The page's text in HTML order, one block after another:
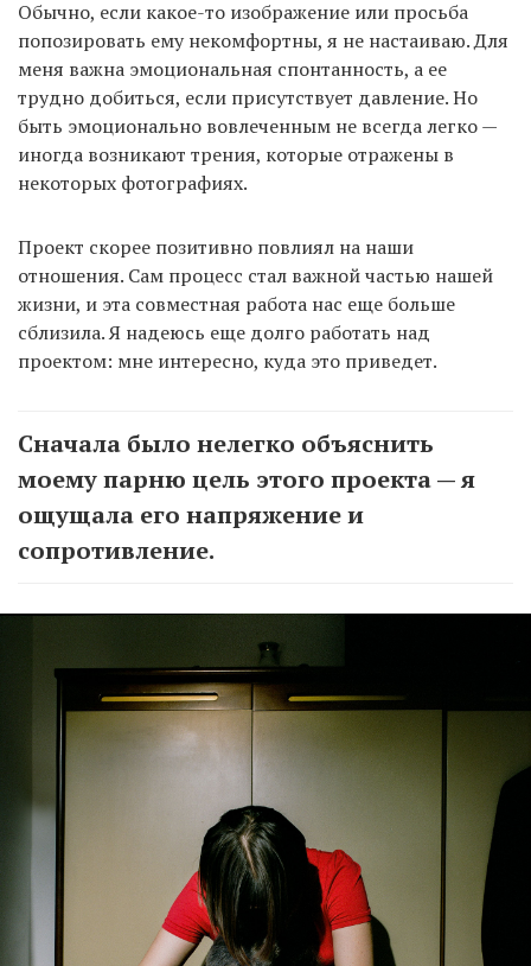
Обычно, если какое-то изображение или просьба
попозировать ему некомфортны, я не настаиваю. Для
меня важна эмоциональная спонтанность, а ее
трудно добиться, если присутствует давление. Но
быть эмоционально вовлеченным не всегда легко —
иногда возникают трения, которые отражены в
некоторых фотографиях.
Проект скорее позитивно повлиял на наши
отношения. Сам процесс стал важной частью нашей
жизни, и эта совместная работа нас еще больше
сблизила. Я надеюсь еще долго работать над
проектом: мне интересно, куда это приведет.
Сначала было нелегко объяснить
моему парню цель этого проекта — я
ощущала его напряжение и
сопротивление.